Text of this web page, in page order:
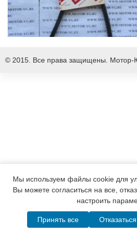
© 2015. Все права защищены. Мотор-
Написать в MAX Telegram
Мы используем файлы cookie для
Вы можете согласиться на все,
настроить
Принять все Отказаться